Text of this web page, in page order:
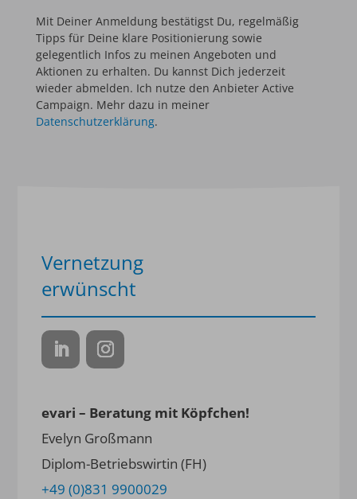
Mit Deiner Anmeldung bestätigst Du, regelmäßig
Tipps für Deine klare Positionierung sowie
gelegentlich Infos zu meinen Angeboten und
Aktionen zu erhalten. Du kannst Dich jederzeit
wieder abmelden. Ich nutze den Anbieter Active
Campaign. Mehr dazu in meiner
Datenschutzerklärung.
Vernetzung
erwünscht
evari – Beratung mit Köpfchen!
Evelyn Großmann
Diplom-Betriebswirtin (FH)
+49 (0)831 9900029